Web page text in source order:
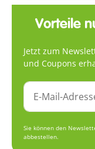
Vorteile
Jetzt zum
und Coupons
Sie können den
abbestellen.